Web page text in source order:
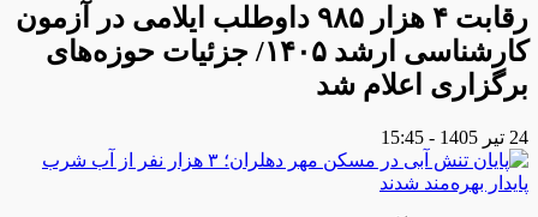
رقابت ۴ هزار ۹۸۵ داوطلب ایلامی در آزمون
کارشناسی ارشد ۱۴۰۵/ جزئیات حوزه‌های
برگزاری اعلام شد
24 تیر 1405 - 15:45